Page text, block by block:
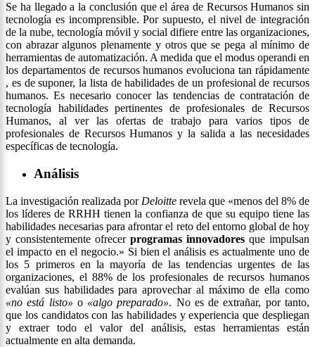
Se ha llegado a la conclusión que el área de Recursos Humanos sin
tecnología es incomprensible.Por supuesto, el nivel de integración
de la nube, tecnología móvil y social difiere entre las organizaciones,
con abrazar algunos plenamente y otros que se pega al mínimo de
herramientas de automatización. A medida que el modus operandi en
los departamentos de recursos humanos evoluciona tan rápidamente
, es de suponer, la lista de habilidades de un profesional de recursos
humanos. Es necesario conocer las tendencias de contratación de
tecnología habilidades pertinentes de profesionales de Recursos
Humanos, al ver las ofertas de trabajo para varios tipos de
profesionales de Recursos Humanos y la salida a las necesidades
específicas de tecnología.
Análisis
La investigación realizada por Deloitte revela que «menos del 8% de
los líderes de RRHH tienen la confianza de que su equipo tiene las
habilidades necesarias para afrontar el reto del entorno global de hoy
y consistentemente ofrecer programas innovadores que impulsan
el impacto en el negocio.» Si bienel análisises actualmente uno de
los 5 primeros enla mayoría de las tendencias urgentes de las
organizaciones, el 88% de los profesionales de recursos humanos
evalúan sus habilidades para aprovechar al máximo de ella como
«no está listo» o «algo preparado». No es de extrañar, por tanto,
que los candidatos con las habilidades y experienciaquedespliegan
y extraer todo el valor del análisis, estas herramientas están
actualmente en alta demanda.